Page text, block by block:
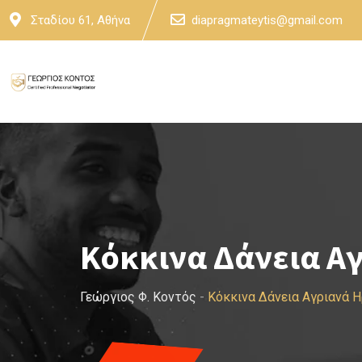
Skip
Σταδίου 61, Αθήνα diapragmateytis@gmail.com
Κόκκινα Δάνεια
Γεώργιος Φ. Κοντός - Κόκκινα Δάνεια Αγριανά